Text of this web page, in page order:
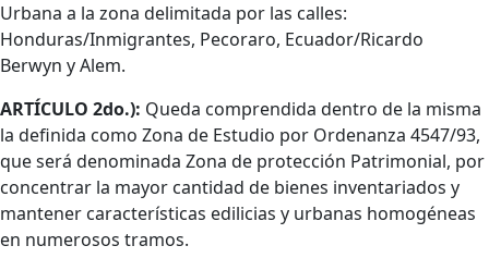
Urbana a la zona delimitada por las calles:
Honduras/Inmigrantes, Pecoraro, Ecuador/Ricardo
Berwyn y Alem.
ARTÍCULO 2do.): Queda comprendida dentro de la misma
la definida como Zona de Estudio por Ordenanza 4547/93,
que será denomina­da Zona de protección Patrimonial, por
concentrar la mayor cantidad de bienes inventariados y
mantener características edilicias y urbanas homogéneas
en numerosos tramos.